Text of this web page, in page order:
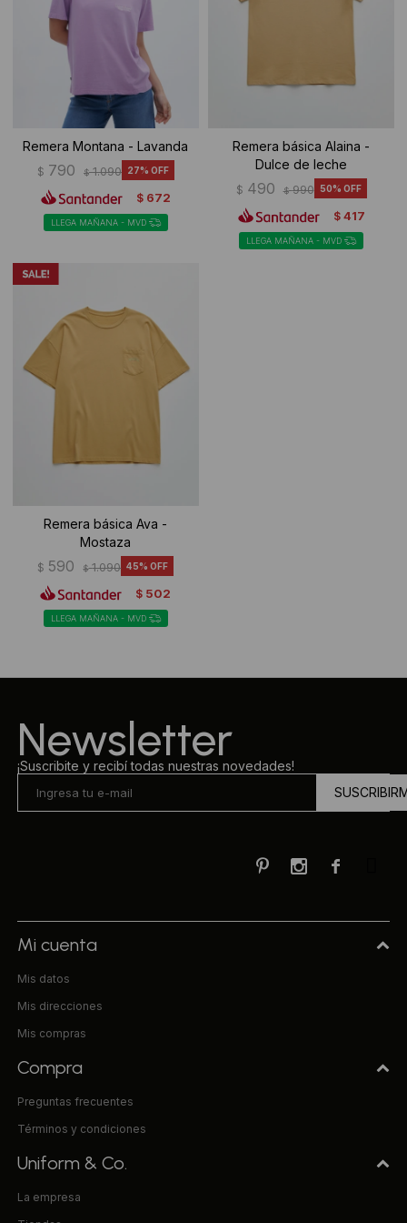
Remera Montana - Lavanda
$ 790 $ 1.090 27
$ 672
LLEGA MAÑANA - MVD
Remera básica Alaina -
Dulce de leche
$ 490 $ 990 50
$ 417
LLEGA MAÑANA - MVD
Remera básica Ava -
Mostaza
$ 590 $ 1.090 45
$ 502
LLEGA MAÑANA - MVD
Newsletter
¡Suscribite y recibí todas nuestras novedades!

 
Mi cuenta
Mis datos
Mis direcciones
Mis compras
Compra
Preguntas frecuentes
Términos y condiciones
Uniform & Co.
La empresa
Ropa Interior
Canguros
Camperas
Tejidos
Buzos
Shorts de baño
Sherpas
Camisas y blusas
Vestidos
Sherpas